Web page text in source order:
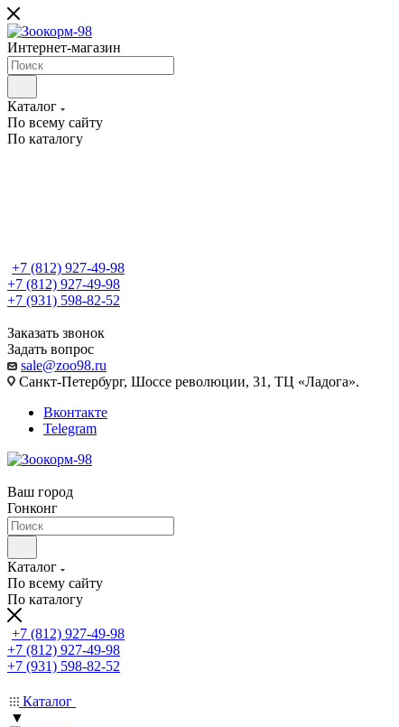
Интернет-магазин
Каталог
По всему сайту
По каталогу
+7 (812) 927-49-98
+7 (812) 927-49-98
+7 (931) 598-82-52
Заказать звонок
Задать вопрос
sale@zoo98.ru
Санкт-Петербург, Шоссе революции, 31, ТЦ «Ладога».
Вконтакте
Telegram
Ваш город
Гонконг
Каталог
По всему сайту
По каталогу
+7 (812) 927-49-98
+7 (812) 927-49-98
+7 (931) 598-82-52
Каталог
▼